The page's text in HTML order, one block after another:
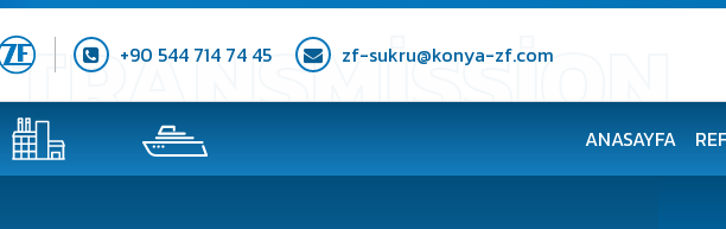
+90 544 714 74 45 zf-sukru@konya-zf.com
ANASAYFA